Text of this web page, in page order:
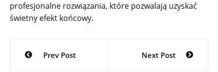
profesjonalne rozwiązania, które pozwalają uzyskać
świetny efekt końcowy.
wpisu
Prev Post Next Post